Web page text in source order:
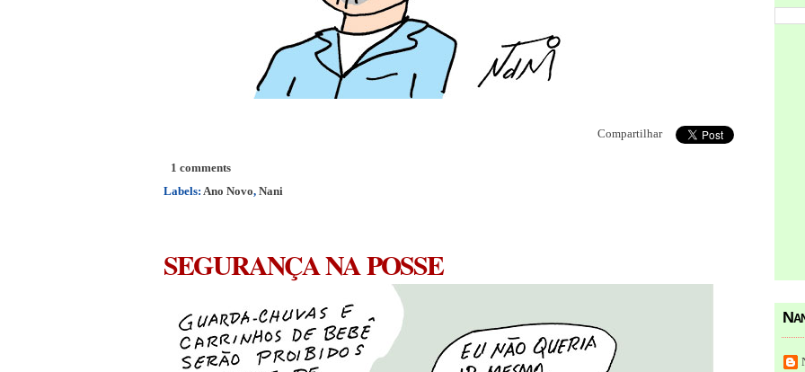
Compartilhar
1 comments
Labels: Ano Novo, Nani
SEGURANÇA NA POSSE